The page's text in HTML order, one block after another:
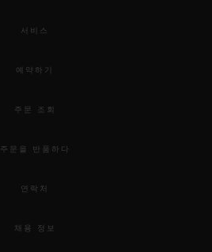
서비스
예약하기
주문 조회
주문을 반품하다
연락처
채용 정보